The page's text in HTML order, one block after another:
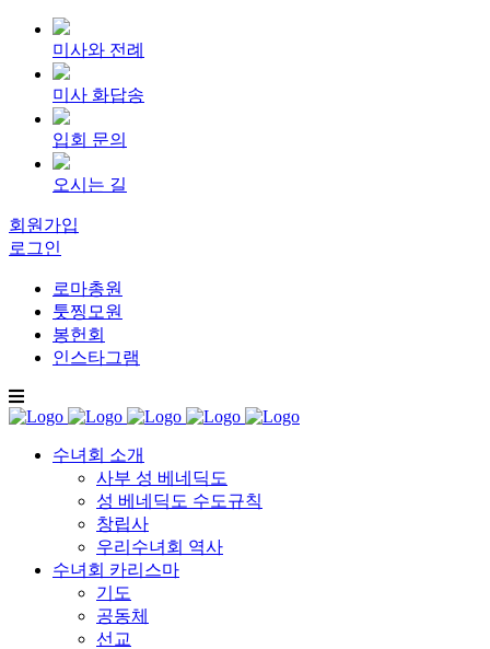
미사와 전례
미사 화답송
입회 문의
오시는 길
회원가입
로그인
로마총원
툿찡모원
봉헌회
인스타그램
수녀회 소개
사부 성 베네딕도
성 베네딕도 수도규칙
창립사
우리수녀회 역사
수녀회 카리스마
기도
공동체
선교